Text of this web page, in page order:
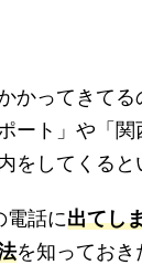
かってきて
ート」や「
をしてくると
話に出てし
を知っておき